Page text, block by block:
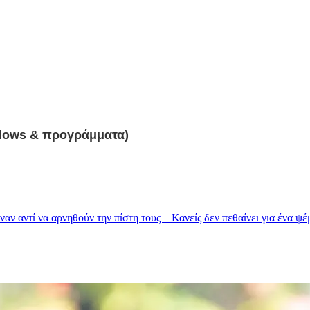
& προγράμματα)
αντί να αρνηθούν την πίστη τους – Κανείς δεν πεθαίνει για ένα